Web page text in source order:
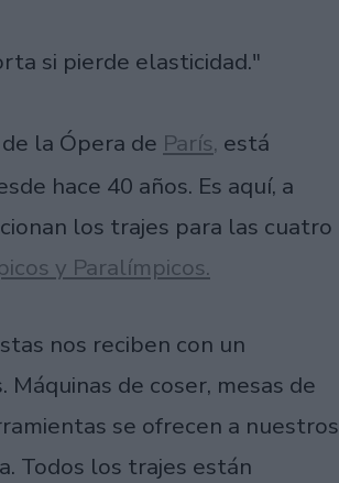
si pierde elasticidad."
de la Ópera de París, está
hace 40 años. Es aquí, a
los trajes para las cuatro
y Paralímpicos.
nos reciben con un
de coser, mesas de
se ofrecen a nuestros
Todos los trajes están